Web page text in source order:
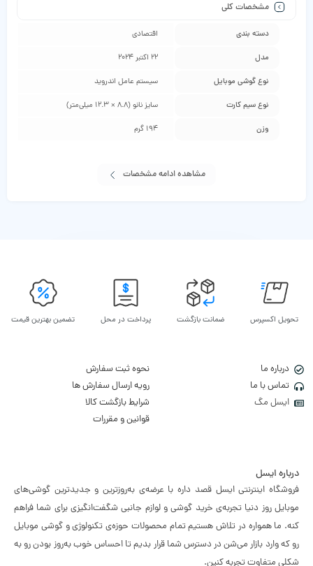
مشخصات کلی
دسته ‌بندی اقتصادی
مدل 22 اکتبر 2024
نوع گوشی موبایل سیستم عامل اندروید
نوع سیم کارت سایز نانو (8.8 × 12.3 میلی‌متر)
وزن 194 گرم
مشاهده ادامه مشخصات
تحویل اکسپرس ضمانت بازگشت پرداخت در محل تضمین بهترین قیمت
درباره ما
تماس با ما
ایسل مگ
نحوه ثبت سفارش
رویه ارسال سفارش ها
شرایط بازگشت کالا
قوانین و مقررات
درباره ایسل
فروشگاه اینترنتی ایسل قصد داره با عرضه‌ی به‌روزترین و جدیدترین گوشی‌های
موبایل روز دنیا تجربه‌ی خرید گوشی و لوازم جانبی شگفت‌انگیزی برای شما فراهم
کنه. ما همواره در تلاش هستیم تمام محصولات حوزه‌ی تکنولوژی و گوشی موبایل
رو که وارد بازار می‌شن در دسترس شما قرار بدیم تا احساس خوب به‌روز بودن رو به
شکلی متفاوت تجربه کنین.